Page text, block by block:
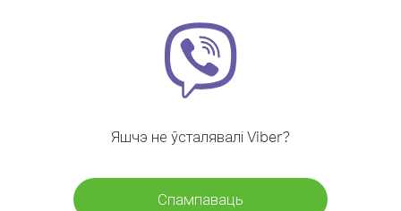
Яшчэ не ўсталявалі Viber?
Спампаваць